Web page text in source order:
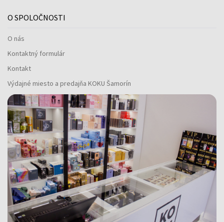
O SPOLOČNOSTI
O nás
Kontaktný formulár
Kontakt
Výdajné miesto a predajňa KOKU Šamorín